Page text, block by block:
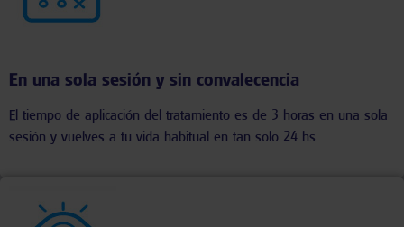
En una sola sesión y sin convalecencia
El tiempo de aplicación del tratamiento es de 3 horas en una sola
sesión y vuelves a tu vida habitual en tan solo 24 hs.